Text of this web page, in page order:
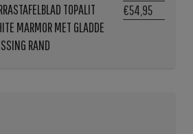
TOPALIT
MARMOR MET GLADDE
RAND
€54,95